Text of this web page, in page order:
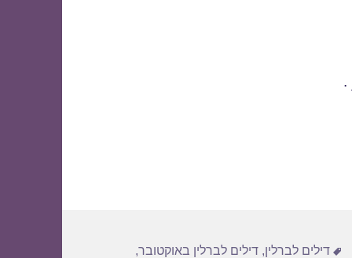
.
תגיות
דילים לברלין,דילים לברלין באוקטובר,